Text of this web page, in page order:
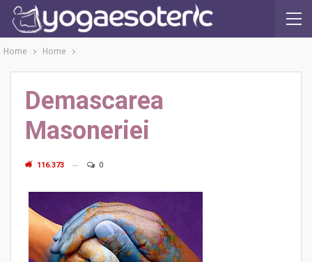
Home Home
Demascarea
Masoneriei
116.373 0